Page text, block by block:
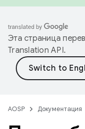
Эта страница
Translation API.
AOSP Документация